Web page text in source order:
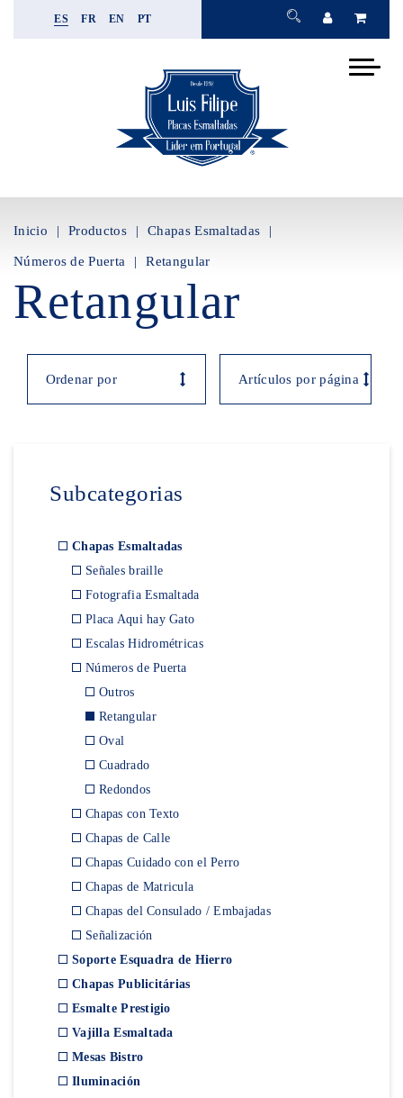
ES FR EN PT
Inicio Productos Chapas Esmaltadas
Números de Puerta Retangular
Retangular
Subcategorias
Chapas Esmaltadas
Señales braille
Fotografia Esmaltada
Placa Aqui hay Gato
Escalas Hidrométricas
Números de Puerta
Outros
Retangular
Oval
Cuadrado
Redondos
Chapas con Texto
Chapas de Calle
Chapas Cuidado con el Perro
Chapas de Matricula
Chapas del Consulado / Embajadas
Señalización
Soporte Esquadra de Hierro
Chapas Publicitárias
Esmalte Prestigio
Vajilla Esmaltada
Mesas Bistro
Iluminación